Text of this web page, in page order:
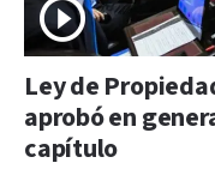
Ley de
aprobó en
capítulo